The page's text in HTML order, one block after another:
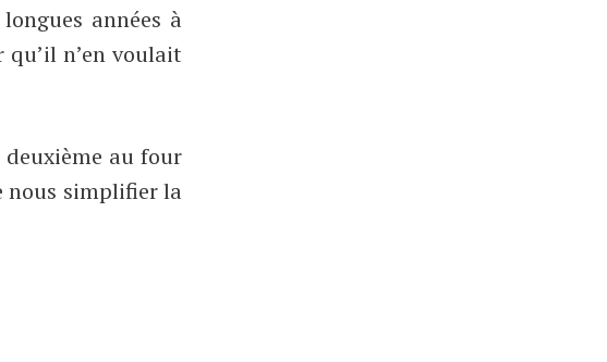
années à
n’en voulait
au four
nous simplifier la